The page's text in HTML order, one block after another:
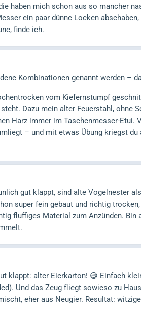
haben mich schon aus so mancher
ein paar dünne Locken
finde ich.
Kombinationen genannt werden –
vom Kiefernstumpf
Dazu mein alter Feuerstahl, ohne
Harz immer im Taschenmesser-Etui.
– und mit etwas Übung kriegst
gut klappt, sind alte Vogelnester
super fein gebaut und richtig
fluffiges Material zum Anzünden.
klappt: alter Eierkarton! 😅 Einfach
Und das Zeug fliegt sowieso zu
eher aus Neugier. Resultat: